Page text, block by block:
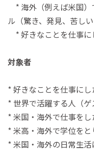
* 海外（例えば米国）
ル（驚き、発見、苦し
* 好きなことを仕事
対象者
* 好きなことを仕事にし
* 世界で活躍する人（
* 米国・海外で仕事をし
* 米高・海外で学位をと
* 米国・海外の日常生